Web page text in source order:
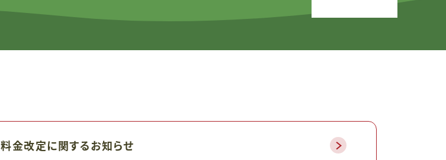
料金改定に関するお知らせ